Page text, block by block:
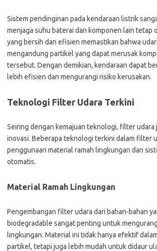
Sistem pendinginan pada kendaraan listrik
menjaga suhu baterai dan komponen lain tetap
yang bersih dan efisien memastikan bahwa
mengandung partikel yang dapat merusak
tersebut. Dengan demikian, kendaraan dapat
lebih efisien dan mengurangi risiko kerusakan.
Teknologi Filter Udara Terkini
Seiring dengan kemajuan teknologi, filter udara
inovasi. Beberapa teknologi terkini dalam filter
penggunaan material ramah lingkungan dan
otomatis.
Material Ramah Lingkungan
Pengembangan filter udara dari bahan-bahan
biodegradable sangat penting untuk
lingkungan. Material ini tidak hanya efektif
partikel, tetapi juga lebih mudah untuk didaur